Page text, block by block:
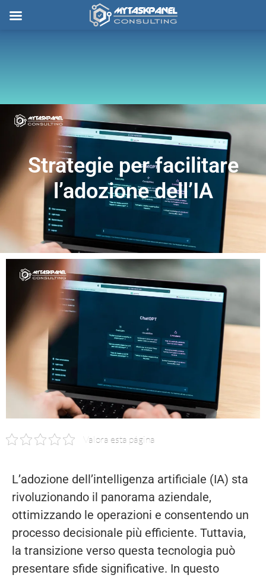
Strategie per facilitare
l’adozione dell’IA
Valora esta página
L’adozione dell’intelligenza artificiale (IA) sta
rivoluzionando il panorama aziendale,
ottimizzando le operazioni e consentendo un
processo decisionale più efficiente. Tuttavia,
la transizione verso questa tecnologia può
presentare sfide significative. In questo